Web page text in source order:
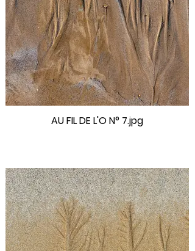
AU FIL DE L'O N° 7.jpg